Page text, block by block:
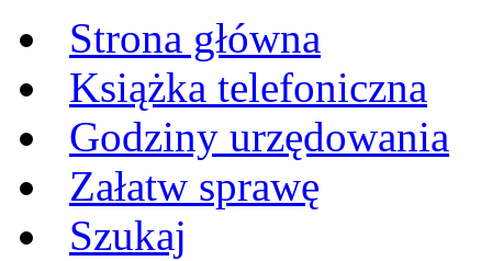
Strona główna
Książka telefoniczna
Godziny urzędowania
Załatw sprawę
Szukaj